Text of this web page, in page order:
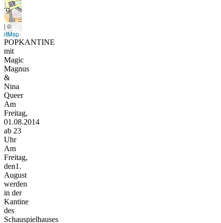
|©
POPKANTINE
mit
Magic
Magnus
&
Nina
Queer
Am
Freitag,
01.08.2014
ab 23
Uhr
Am
Freitag,
den1.
August
werden
in der
Kantine
des
Schauspielhauses